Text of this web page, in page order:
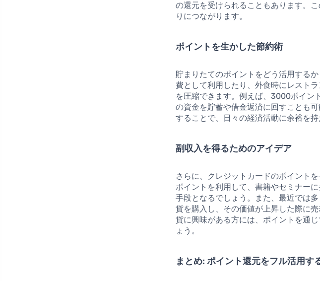
の還元を受けられることもあります。
りにつながります。
ポイントを生かした節約術
貯まりたてのポイントをどう活用する
費として利用したり、外食時にレスト
を圧縮できます。例えば、3000ポイン
の資金を貯蓄や借金返済に回すことも
することで、日々の経済活動に余裕を持
副収入を得るためのアイデア
さらに、クレジットカードのポイント
ポイントを利用して、書籍やセミナー
手段となるでしょう。また、最近では
貨を購入し、その価値が上昇した際に
貨に興味がある方には、ポイントを通
ょう。
まとめ: ポイント還元をフル活用す